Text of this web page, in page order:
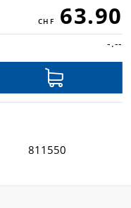
63.90
-.--
811550